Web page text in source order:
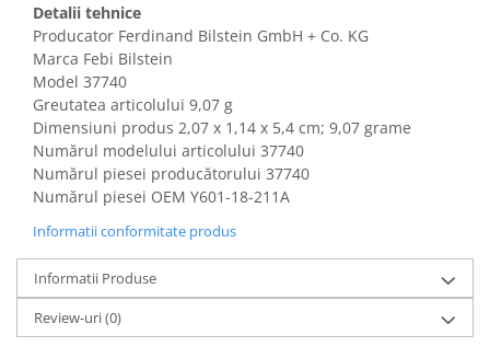
Detalii tehnice
Producator Ferdinand Bilstein GmbH + Co. KG
Marca Febi Bilstein
Model 37740
Greutatea articolului 9,07 g
Dimensiuni produs ‎2,07 x 1,14 x 5,4 cm; 9,07 grame
Numărul modelului articolului 37740
Numărul piesei producătorului 37740
Numărul piesei OEM Y601-18-211A
Informatii conformitate produs
Informatii Produse
Review-uri(0)